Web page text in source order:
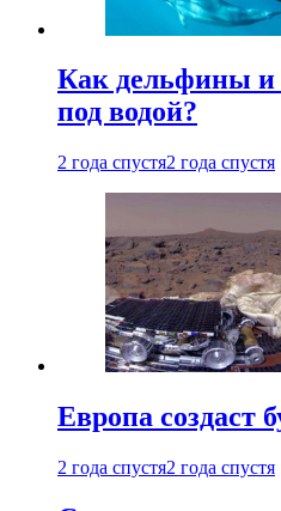
Как дельфины и
под водой?
2 года спустя2 года спустя
Европа создаст
2 года спустя2 года спустя